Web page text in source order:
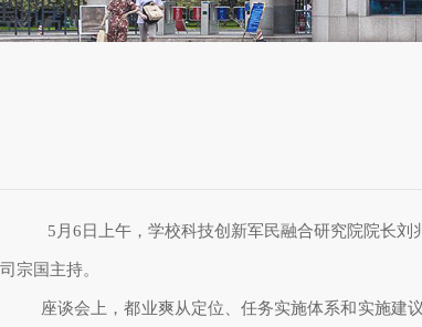
5月6 日上午，学校科技创新军民融合研究院院长
司宗国主持。
座谈会上，都业爽从定位、任务实施体系和实施建